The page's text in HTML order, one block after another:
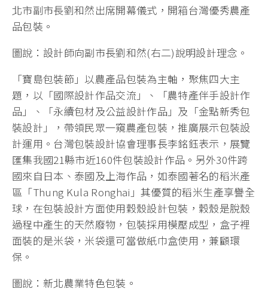
北市副市長劉和然出席開幕儀式，開箱台灣優秀農產
品包裝。
圖說：設計師向副市長劉和然(右二)說明設計理念。
「寶島包裝節」以農產品包裝為主軸，聚焦四大主
題，以「國際設計作品交流」、「農特產伴手設計作
品」、「永續包材及公益設計作品」及「金點新秀包
裝設計」，帶領民眾一窺農產包裝，推廣展示包裝設
計運用。台灣包裝設計協會理事長李銘鈺表示，展覽
匯集我國21縣市近160件包裝設計作品。另外30件跨
國來自日本、泰國及上海作品，如泰國著名的稻米產
區「Thung Kula Ronghai」其優質的稻米生產享譽全
球，在包裝設計方面使用穀殼設計包裝，穀殼是脫殼
過程中產生的天然廢物，包裝採用模壓成型，盒子裡
面裝的是米袋，米袋還可當做紙巾盒使用，兼顧環
保。
圖說：新北農業特色包裝。